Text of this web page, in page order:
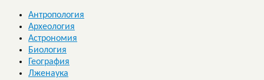
Антропология
Археология
Астрономия
Биология
География
Лженаука